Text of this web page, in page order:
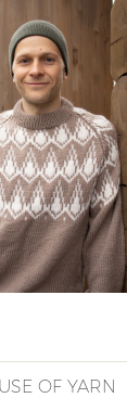
OF YARN